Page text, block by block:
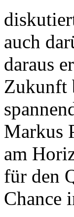
auch
daraus
Zukunft
Markus
am
für den
Chance